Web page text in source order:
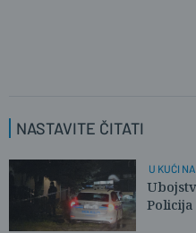
NASTAVITE ČITATI
U KUĆI